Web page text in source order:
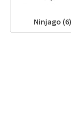
Ninjago (6)